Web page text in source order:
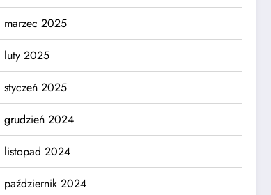
marzec 2025
luty 2025
styczeń 2025
grudzień 2024
listopad 2024
październik 2024